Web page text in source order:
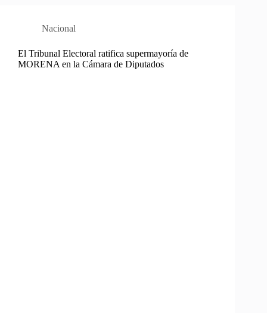
Nacional
El Tribunal Electoral ratifica supermayoría de
MORENA en la Cámara de Diputados